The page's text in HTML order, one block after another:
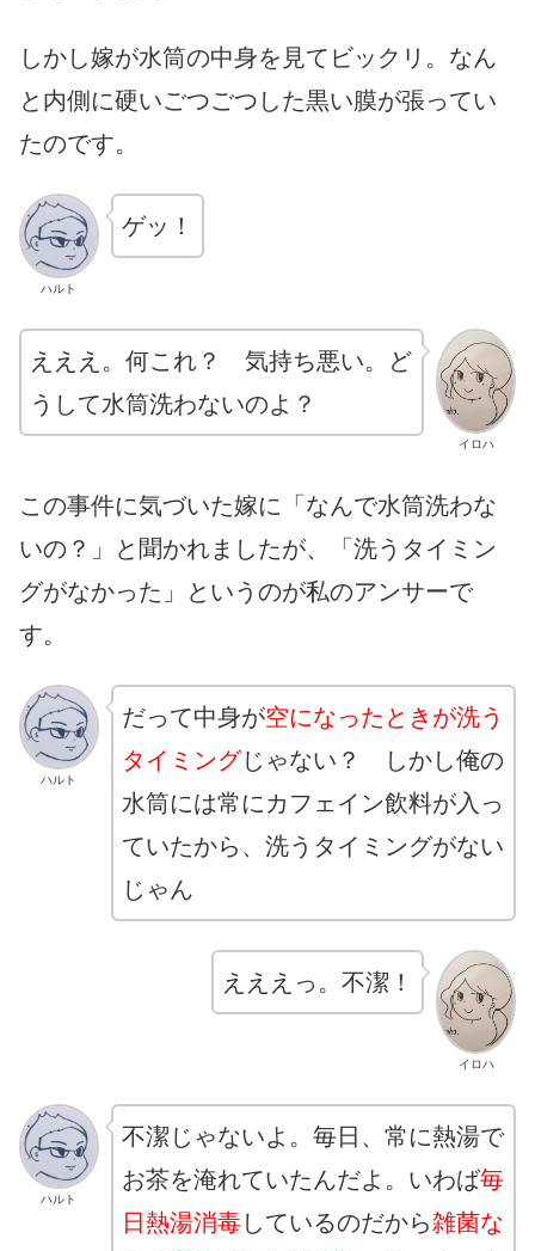
しかし嫁が水筒の中身を見てビックリ。なん
と内側に硬いごつごつした黒い膜が張ってい
たのです。
ハルト
ゲッ！
イロハ
えええ。何これ？ 気持ち悪い。ど
うして水筒洗わないのよ？
この事件に気づいた嫁に「なんで水筒洗わな
いの？」と聞かれましたが、「洗うタイミン
グがなかった」というのが私のアンサーで
す。
ハルト
だって中身が空になったときが洗う
タイミングじゃない？ しかし俺の
水筒には常にカフェイン飲料が入っ
ていたから、洗うタイミングがない
じゃん
イロハ
えええっ。不潔！
ハルト
不潔じゃないよ。毎日、常に熱湯で
お茶を淹れていたんだよ。いわば毎
日熱湯消毒しているのだから雑菌な